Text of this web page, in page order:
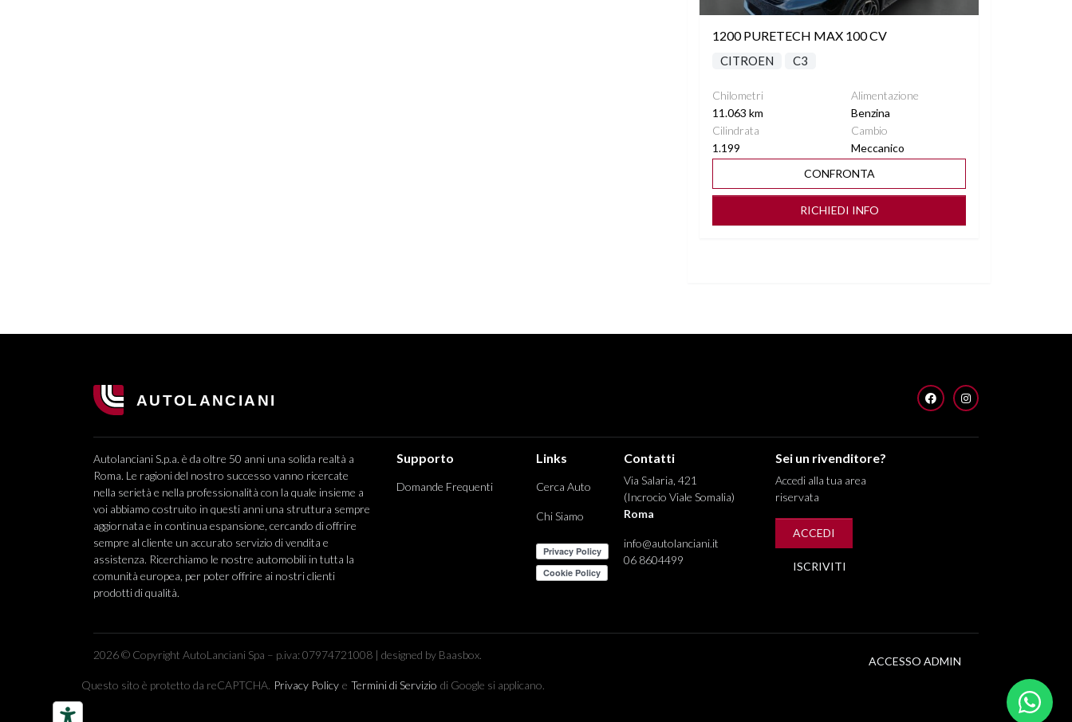
1200 PURETECH MAX 100 CV
CITROEN C3
Chilometri
11.063 km
Alimentazione
Benzina
Cilindrata
1.199
Cambio
Meccanico
CONFRONTA
RICHIEDI INFO
FACEBOOKINSTAGRAM
Autolanciani S.p.a. è da oltre 50 anni una solida realtà a
Roma. Le ragioni del nostro successo vanno ricercate
nella serietà e nella professionalità con la quale insieme a
voi abbiamo costruito in questi anni una struttura sempre
aggiornata e in continua espansione, cercando di offrire
sempre al cliente un accurato servizio di vendita e
assistenza. Ricerchiamo le nostre automobili in tutta la
comunità europea, per poter offrire ai nostri clienti
prodotti di qualità.
Supporto
Domande Frequenti
Links
Cerca Auto
Chi Siamo
Contatti
Via Salaria, 421
(Incrocio Viale Somalia)
Roma
info@autolanciani.it
06 8604499
Sei un rivenditore?
Accedi alla tua area
riservata
ACCEDI
ISCRIVITI
2026 © Copyright AutoLanciani Spa – p.iva: 07974721008 | designed by Baasbox.
ACCESSO ADMIN
Questo sito è protetto da reCAPTCHA. Privacy Policy e Termini di Servizio di Google si applicano.